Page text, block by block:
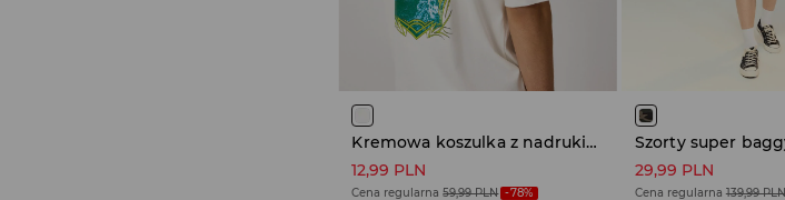
Kremowa koszulka z nadrukiem w stylu surferskim
12,99 PLN
Cena regularna 59,99 PLN -78%
29,99 PLN
Cena regularna 139,99 PLN